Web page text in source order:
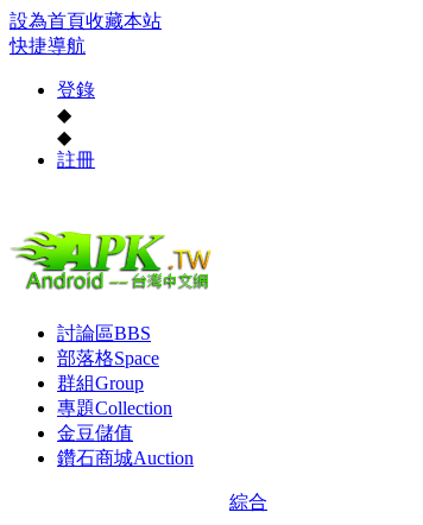
設為首頁收藏本站
快捷導航
登錄
◆
◆
註冊
討論區BBS
部落格Space
群組Group
專題Collection
金豆儲值
鑽石商城Auction
綜合